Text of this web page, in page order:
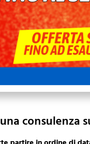
consulenza